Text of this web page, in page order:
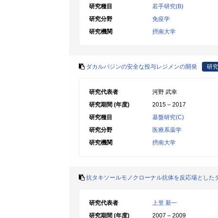
研究種目
若手研究(B)
研究分野
免疫学
研究機関
摂南大学
ダカルバジンの安全な投与レジメンの開発 研
研究代表者
河野 武幸
研究期間 (年度)
2015 – 2017
研究種目
基盤研究(C)
研究分野
医療系薬学
研究機関
摂南大学
抗タキソールモノクローナル抗体を反応場とした
研究代表者
上里 新一
研究期間 (年度)
2007 – 2009